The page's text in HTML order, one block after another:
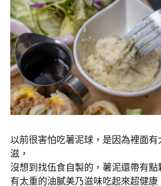
以前很害怕吃薯泥球，是因為裡面有
滋，
沒想到找伍食自製的，薯泥還帶有
有太重的油膩美乃滋味吃起來超健康